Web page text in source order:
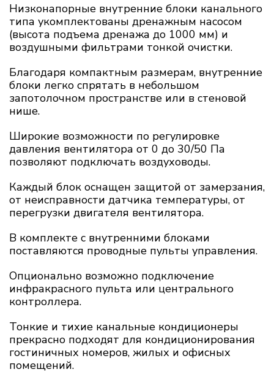
Низконапорные внутренние блоки канального
типа укомплектованы дренажным насосом
(высота подъема дренажа до 1000 мм) и
воздушными фильтрами тонкой очистки.
Благодаря компактным размерам, внутренние
блоки легко спрятать в небольшом
запотолочном пространстве или в стеновой
нише.
Широкие возможности по регулировке
давления вентилятора от 0 до 30/50 Па
позволяют подключать воздуховоды.
Каждый блок оснащен защитой от замерзания,
от неисправности датчика температуры, от
перегрузки двигателя вентилятора.
В комплекте с внутренними блоками
поставляются проводные пульты управления.
Опционально возможно подключение
инфракрасного пульта или центрального
контроллера.
Тонкие и тихие канальные кондиционеры
прекрасно подходят для кондиционирования
гостиничных номеров, жилых и офисных
помещений.